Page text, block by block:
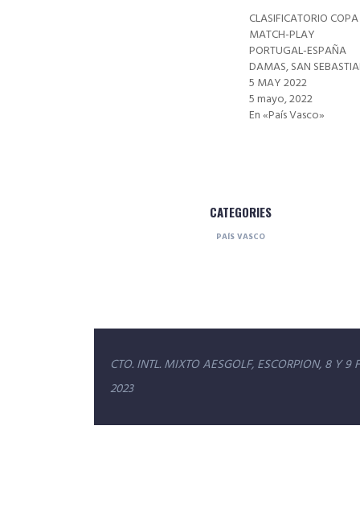
CLASIFICATORIO COPA
MATCH-PLAY
PORTUGAL-ESPAÑA
DAMAS, SAN
5 MAY 2022
5 mayo, 2022
En «País Vasco»
CATEGORIES
PAÍS VASCO
Navegación
de
entradas
CTO. INTL. MIXTO AESGOLF, ESCORPION, 8 Y 9
2023